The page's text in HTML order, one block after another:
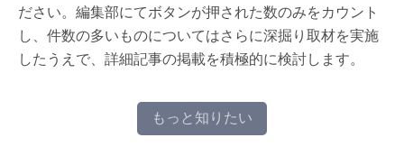
ださい。編集部にてボタンが押された数のみをカウント
し、件数の多いものについてはさらに深掘り取材を実施
したうえで、詳細記事の掲載を積極的に検討します。
もっと知りたい